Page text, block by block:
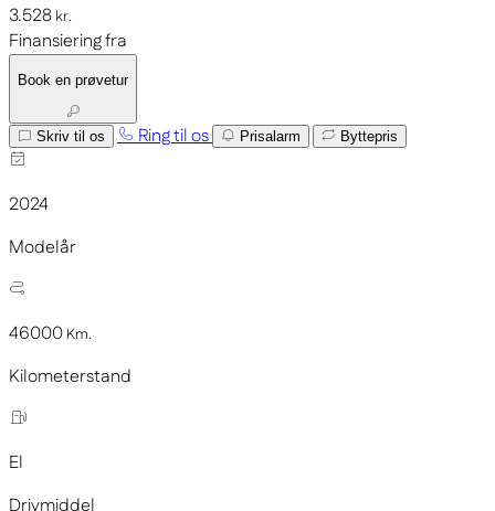
3.528 kr.
Finansiering fra
Book en prøvetur
Skriv til os Ring til os Prisalarm Byttepris
2024
Modelår
46000 Km.
Kilometerstand
El
Drivmiddel